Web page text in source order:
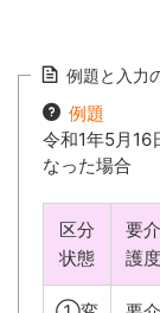
例題と入力
例題
令和1年5月
なった場合
区分
状態
要介
護度